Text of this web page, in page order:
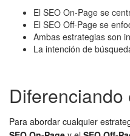
El SEO On-Page se
El SEO Off-Page se
Ambas estrategias son
La intención de
Para abordar cualquier